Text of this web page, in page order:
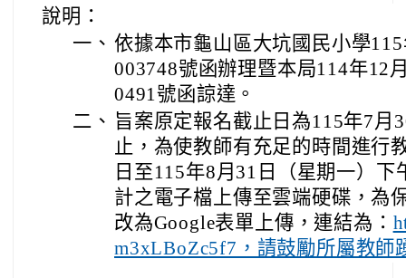
說明：
一、 依據本市龜山區大坑國民小學
003748號函辦理暨本局114年12
0491號函諒達。
二、 旨案原定報名截止日為115年7月
止，為使教師有充足的時間進行
日至115年8月31日（星期一）
計之電子檔上傳至雲端硬碟，為
改為Google表單上傳，連結為：
m3xLBoZc5f7，請鼓勵所屬教師